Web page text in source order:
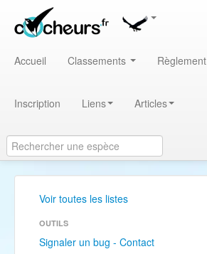
Accueil Classements Règlement
Inscription Liens Articles
Voir toutes les listes
OUTILS
Signaler un bug - Contact